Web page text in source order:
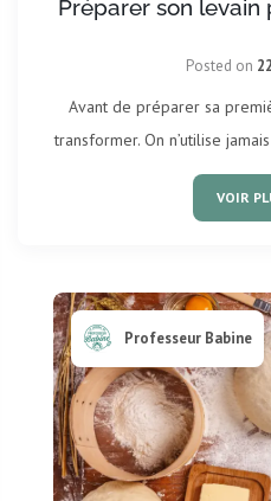
Préparer son levain
Posted on
Avant de préparer sa
transformer. On n’utilise
VOIR
Professeur Babine